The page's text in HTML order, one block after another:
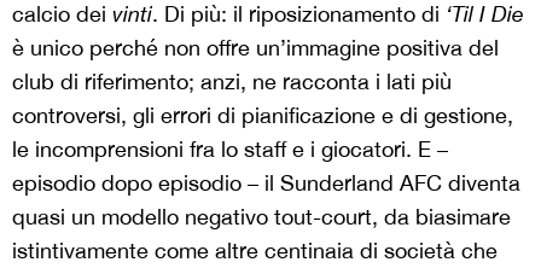
calcio dei vinti. Di più: il riposizionamento di ‘Til I Die
è unico perché non offre un’immagine positiva del
club di riferimento; anzi, ne racconta i lati più
controversi, gli errori di pianificazione e di gestione,
le incomprensioni fra lo staff e i giocatori. E –
episodio dopo episodio – il Sunderland AFC diventa
quasi un modello negativo tout-court, da biasimare
istintivamente come altre centinaia di società che